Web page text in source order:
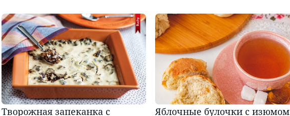
Творожная запеканка с Яблочные булочки с изюмом